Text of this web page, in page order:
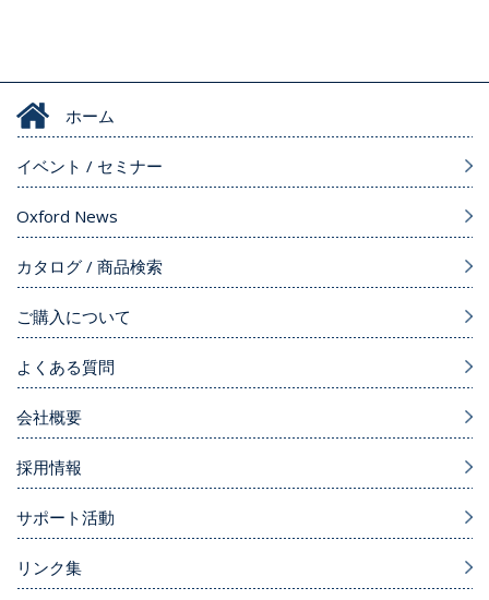
ホーム
イベント / セミナー
Oxford News
カタログ / 商品検索
ご購入について
よくある質問
会社概要
採用情報
サポート活動
リンク集